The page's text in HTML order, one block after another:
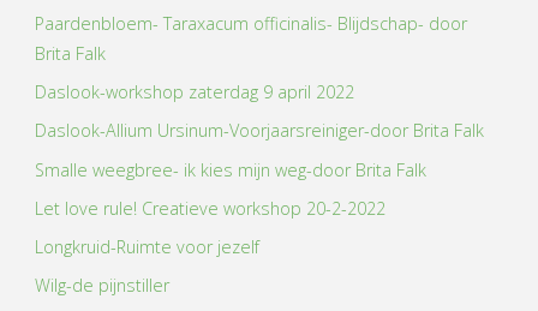
Paardenbloem- Taraxacum officinalis- Blijdschap- door
Brita Falk
Daslook-workshop zaterdag 9 april 2022
Daslook-Allium Ursinum-Voorjaarsreiniger-door Brita Falk
Smalle weegbree- ik kies mijn weg-door Brita Falk
Let love rule! Creatieve workshop 20-2-2022
Longkruid-Ruimte voor jezelf
Wilg-de pijnstiller